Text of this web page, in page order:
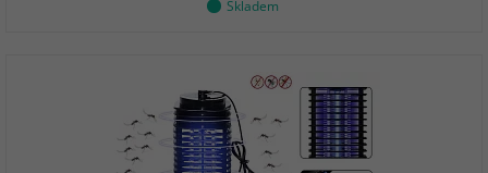
Skladem